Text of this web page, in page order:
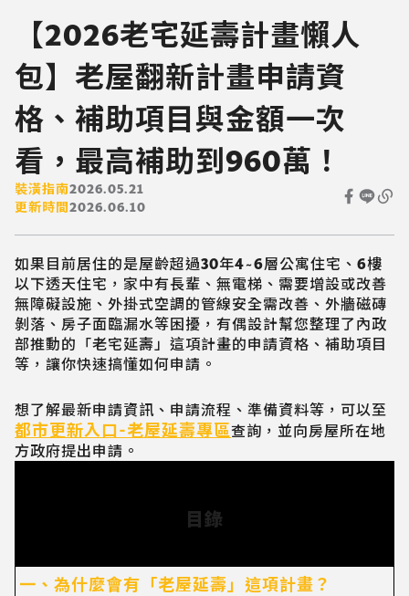
【2026老宅延壽計畫懶人
包】老屋翻新計畫申請資
格、補助項目與金額一次
看，最高補助到960萬！
裝潢指南2026.05.21
更新時間2026.06.10
如果目前居住的是屋齡超過30年4~6層公寓住宅、6樓
以下透天住宅，家中有長輩、無電梯、需要增設或改善
無障礙設施、外掛式空調的管線安全需改善、外牆磁磚
剝落、房子面臨漏水等困擾，有偶設計幫您整理了內政
部推動的「老宅延壽」這項計畫的申請資格、補助項目
等，讓你快速搞懂如何申請。
想了解最新申請資訊、申請流程、準備資料等，可以至
都市更新入口-老屋延壽專區查詢，並向房屋所在地
方政府提出申請。
目錄
一、為什麼會有「老屋延壽」這項計畫？